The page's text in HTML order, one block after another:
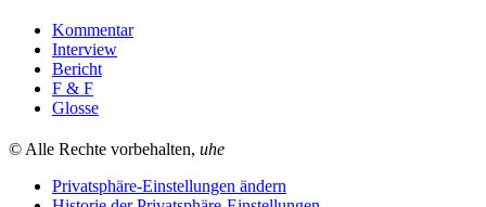
Kommentar
Interview
Bericht
F & F
Glosse
© Alle Rechte vorbehalten, uhe
Privatsphäre-Einstellungen ändern